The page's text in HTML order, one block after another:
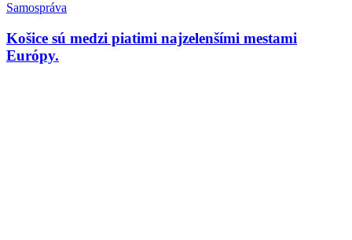
Samospráva
Košice sú medzi piatimi najzelenšími mestami
Európy.